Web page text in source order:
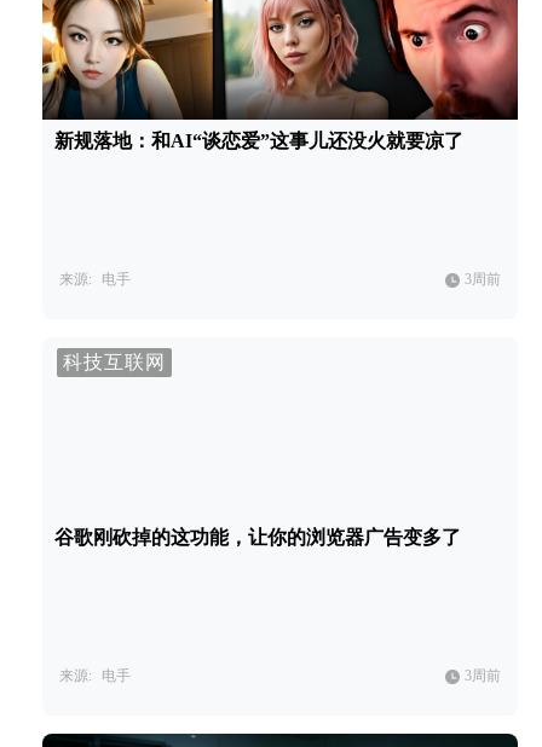
新规落地：和AI“谈恋爱”这事儿还没火就要凉了
来源: 电手 3周前
科技互联网
谷歌刚砍掉的这功能，让你的浏览器广告变多了
来源: 电手 3周前